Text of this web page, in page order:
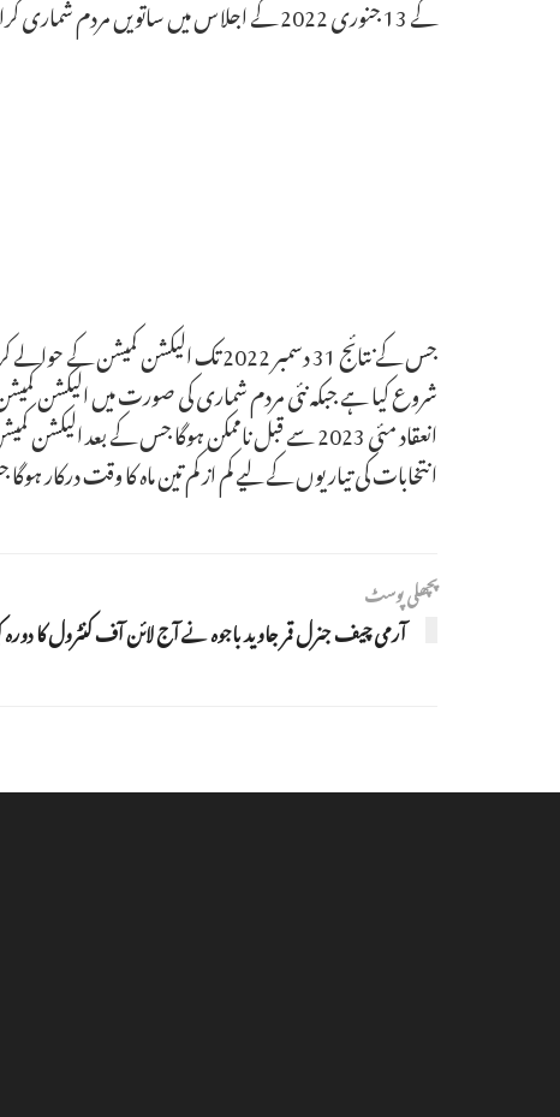
کے 13 جنوری 2022 کے اجلاس میں ساتویں مردم شماری کرانے کی منظوری دی گئی ہے
شروع کیا ہے جبکہ نئی مردم شماری کی صورت میں الیکشن
انعقاد مئی 2023 سے قبل ناممکن ہوگا جس کے
انتخابات کی تیاریوں کے لیے کم از کم تین ماہ کا وقت درکار
پچھلی پوسٹ
آرمی چیف جنرل قمر جاوید باجوہ نے آج لائن آف کنٹرول کا دورہ